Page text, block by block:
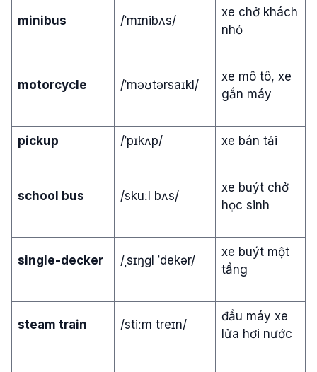
minibus /ˈmɪnibʌs/
xe chở khách
nhỏ
motorcycle /ˈməʊtərsaɪkl/
xe mô tô, xe
gắn máy
pickup /ˈpɪkʌp/ xe bán tải
school bus /skuːl bʌs/
xe buýt chở
học sinh
single-decker /ˌsɪŋɡl ˈdekər/
xe buýt một
tầng
steam train /stiːm treɪn/
đầu máy xe
lửa hơi nước